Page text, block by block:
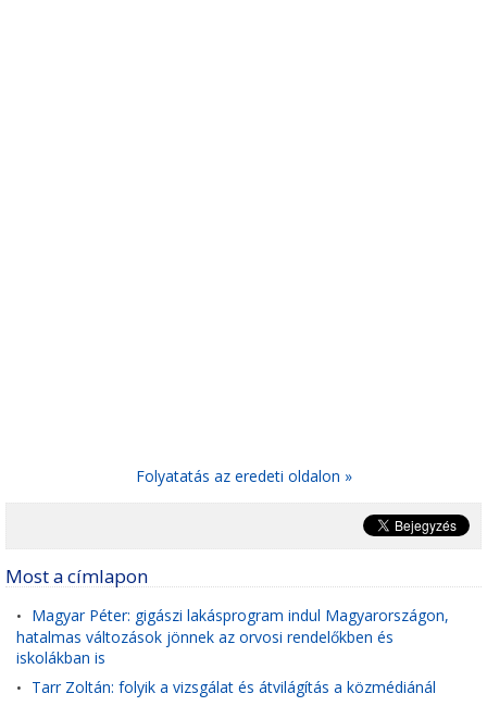
Folyatatás az eredeti oldalon »
Most a címlapon
• Magyar Péter: gigászi lakásprogram indul Magyarországon,
hatalmas változások jönnek az orvosi rendelőkben és
iskolákban is
• Tarr Zoltán: folyik a vizsgálat és átvilágítás a közmédiánál